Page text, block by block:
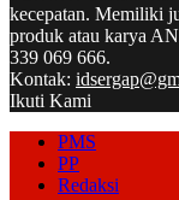
kecepatan. Memiliki
produk atau karya
339 069 666.
Kontak:
Ikuti Kami
PMS
PP
Redaksi